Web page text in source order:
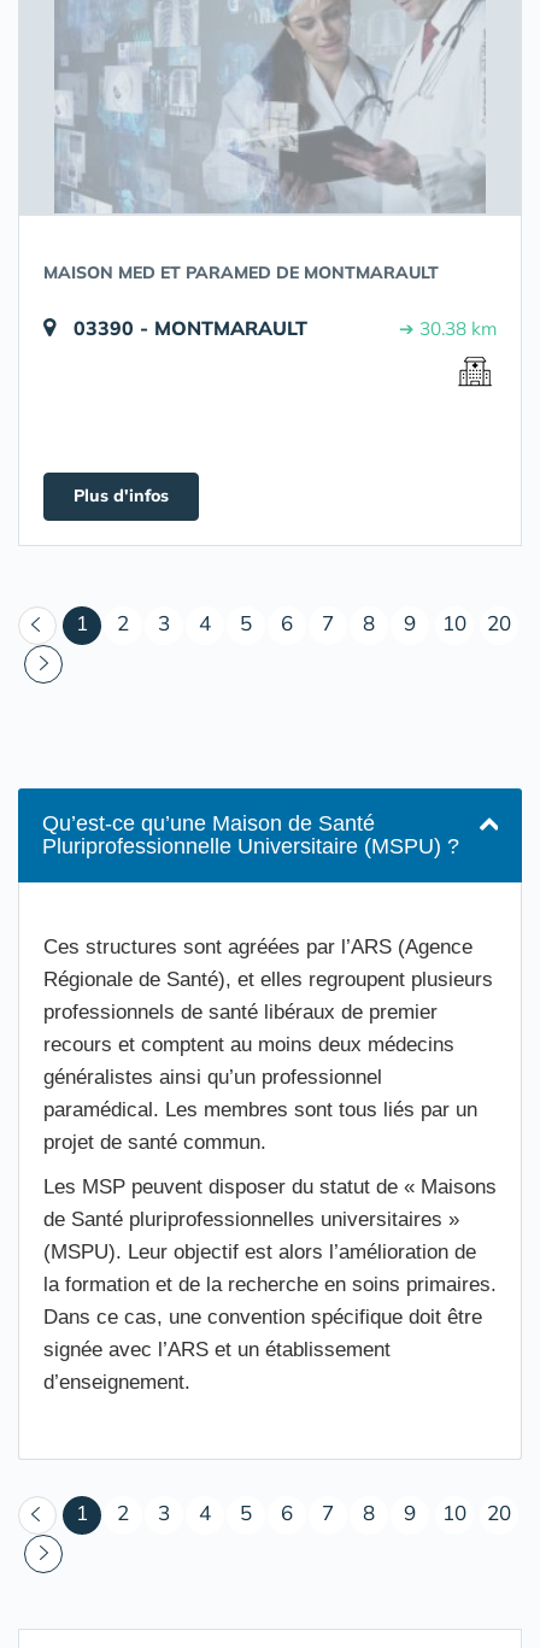
MAISON MED ET PARAMED DE MONTMARAULT
03390 - MONTMARAULT ➔ 30.38 km
Plus d'infos
1 (courant)
2 3 4 5 6 7 8 9 10 20
Qu’est-ce qu’une Maison de Santé
Pluriprofessionnelle Universitaire (MSPU) ?
Ces structures sont agréées par l’ARS (Agence
Régionale de Santé), et elles regroupent plusieurs
professionnels de santé libéraux de premier
recours et comptent au moins deux médecins
généralistes ainsi qu’un professionnel
paramédical. Les membres sont tous liés par un
projet de santé commun.
Les MSP peuvent disposer du statut de « Maisons
de Santé pluriprofessionnelles universitaires »
(MSPU). Leur objectif est alors l’amélioration de
la formation et de la recherche en soins primaires.
Dans ce cas, une convention spécifique doit être
signée avec l’ARS et un établissement
d’enseignement.
1 (courant)
2 3 4 5 6 7 8 9 10 20